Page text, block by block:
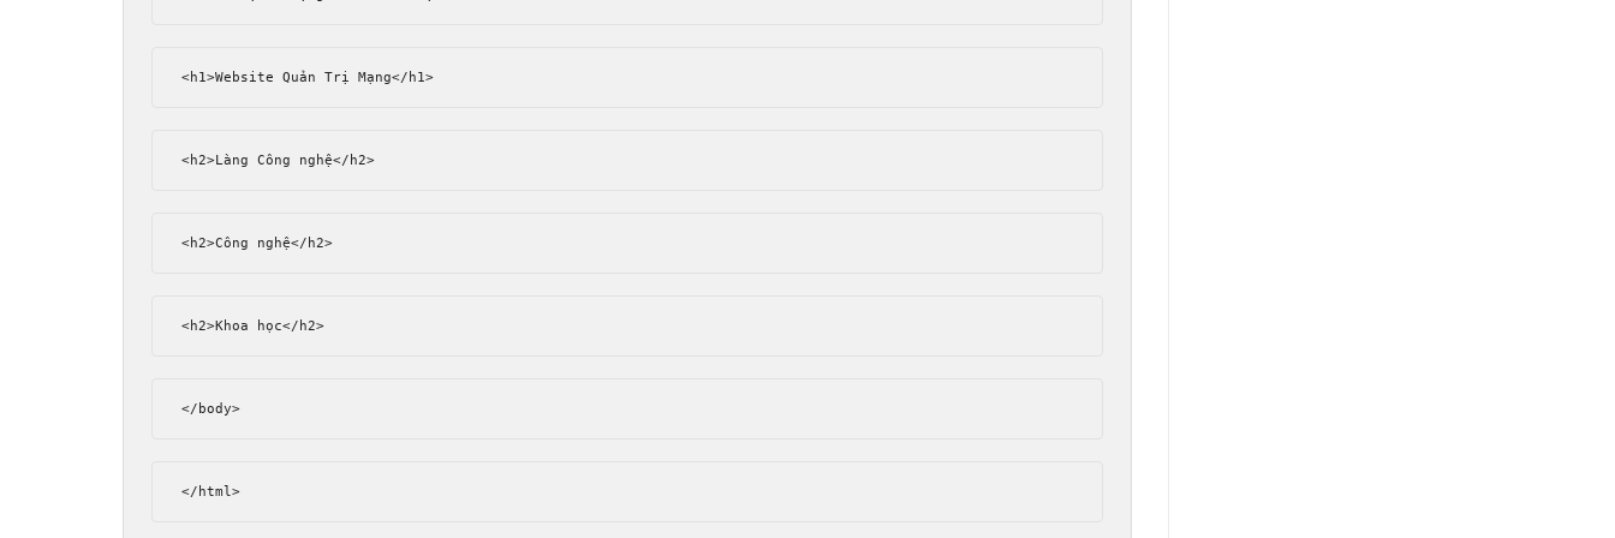
<h1>Website Quản Trị Mạng</h1>
<h2>Làng Công nghệ</h2>
<h2>Công nghệ</h2>
<h2>Khoa học</h2>
</body>
</html>